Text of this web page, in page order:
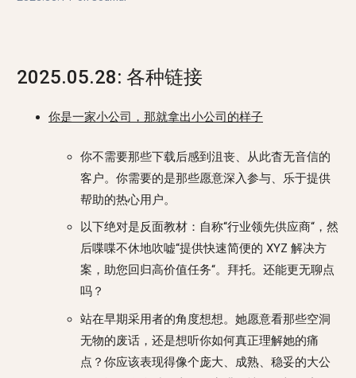
2025.05.28: 各种链接
你是一家小公司，那就拿出小公司的样子
你不需要那些下载后感到沮丧、从此杳无音信的
客户。你需要的是那些愿意深入参与、乐于提供
帮助的热心用户。
以下绝对是反面教材：自称“行业领先供应商“，然
后喋喋不休地吹嘘“提供快速简便的 XYZ 解决方
案，助您回归高价值任务“。拜托。还能更无聊点
吗？
站在早期采用者的角度想想。她愿意看那些空洞
无物的废话，还是想听你如何真正理解她的痛
点？你应该表现得像个庞大、成熟、稳妥的大公